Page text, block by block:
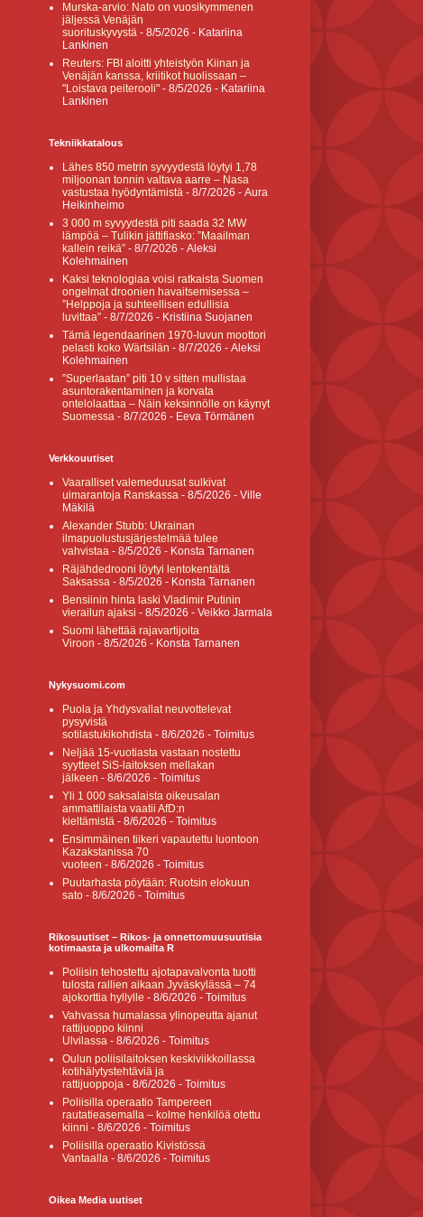
Murska-arvio: Nato on vuosikymmenen
jäljessä Venäjän
suorituskyvystä - 8/5/2026 - Katariina
Lankinen
Reuters: FBI aloitti yhteistyön Kiinan ja
Venäjän kanssa, kriitikot huolissaan –
"Loistava peiterooli" - 8/5/2026 - Katariina
Lankinen
Tekniikkatalous
Lähes 850 metrin syvyydestä löytyi 1,78
miljoonan tonnin valtava aarre – Nasa
vastustaa hyödyntämistä - 8/7/2026 - Aura
Heikinheimo
3 000 m syvyydestä piti saada 32 MW
lämpöä – Tulikin jättifiasko: ”Maailman
kallein reikä” - 8/7/2026 - Aleksi
Kolehmainen
Kaksi teknologiaa voisi ratkaista Suomen
ongelmat droonien havaitsemisessa –
”Helppoja ja suhteellisen edullisia
luvittaa” - 8/7/2026 - Kristiina Suojanen
Tämä legendaarinen 1970-luvun moottori
pelasti koko Wärtsilän - 8/7/2026 - Aleksi
Kolehmainen
”Superlaatan” piti 10 v sitten mullistaa
asuntorakentaminen ja korvata
ontelolaattaa – Näin keksinnölle on käynyt
Suomessa - 8/7/2026 - Eeva Törmänen
Verkkouutiset
Vaaralliset valemeduusat sulkivat
uimarantoja Ranskassa - 8/5/2026 - Ville
Mäkilä
Alexander Stubb: Ukrainan
ilmapuolustusjärjestelmää tulee
vahvistaa - 8/5/2026 - Konsta Tarnanen
Räjähdedrooni löytyi lentokentältä
Saksassa - 8/5/2026 - Konsta Tarnanen
Bensiinin hinta laski Vladimir Putinin
vierailun ajaksi - 8/5/2026 - Veikko Jarmala
Suomi lähettää rajavartijoita
Viroon - 8/5/2026 - Konsta Tarnanen
Nykysuomi.com
Puola ja Yhdysvallat neuvottelevat
pysyvistä
sotilastukikohdista - 8/6/2026 - Toimitus
Neljää 15-vuotiasta vastaan nostettu
syytteet SiS-laitoksen mellakan
jälkeen - 8/6/2026 - Toimitus
Yli 1 000 saksalaista oikeusalan
ammattilaista vaatii AfD:n
kieltämistä - 8/6/2026 - Toimitus
Ensimmäinen tiikeri vapautettu luontoon
Kazakstanissa 70
vuoteen - 8/6/2026 - Toimitus
Puutarhasta pöytään: Ruotsin elokuun
sato - 8/6/2026 - Toimitus
Rikosuutiset – Rikos- ja onnettomuusuutisia
kotimaasta ja ulkomailta R
Poliisin tehostettu ajotapavalvonta tuotti
tulosta rallien aikaan Jyväskylässä – 74
ajokorttia hyllylle - 8/6/2026 - Toimitus
Vahvassa humalassa ylinopeutta ajanut
rattijuoppo kiinni
Ulvilassa - 8/6/2026 - Toimitus
Oulun poliisilaitoksen keskiviikkoillassa
kotihälytystehtäviä ja
rattijuoppoja - 8/6/2026 - Toimitus
Poliisilla operaatio Tampereen
rautatieasemalla – kolme henkilöä otettu
kiinni - 8/6/2026 - Toimitus
Poliisilla operaatio Kivistössä
Vantaalla - 8/6/2026 - Toimitus
Oikea Media uutiset